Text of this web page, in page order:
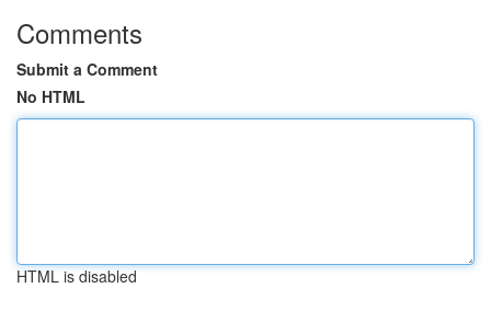
Comments
Submit a Comment
No HTML
HTML is disabled